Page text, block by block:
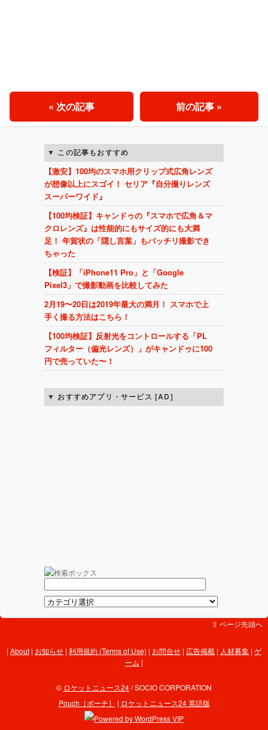
前の記事 »
« 次の記事
この記事もおすすめ
【激安】100均のスマホ用クリップ式広角レンズ
が想像以上にスゴイ！ セリア『自分撮りレンズ
スーパーワイド』
【100均検証】キャンドゥの『スマホで広角＆マ
クロレンズ』は性能的にもサイズ的にも大満
足！ 年賀状の「隠し言葉」もバッチリ撮影でき
ちゃった
【検証】「iPhone11 Pro」と「Google
Pixel3」で撮影動画を比較してみた
2月19〜20日は2019年最大の満月！ スマホで上
手く撮る方法はこちら！
【100均検証】反射光をコントロールする「PL
フィルター（偏光レンズ）」がキャンドゥに100
円で売っていた〜！
おすすめアプリ・サービス [AD]
⇪ ページ先頭へ
About | お知らせ | 利用規約 (Terms of Use) | お問合せ | 広告掲載 | 人材募集 | ゲ
ーム |
© ロケットニュース24/ SOCIO CORPORATION
Pouch［ポーチ］
| ロケットニュース24 英語版